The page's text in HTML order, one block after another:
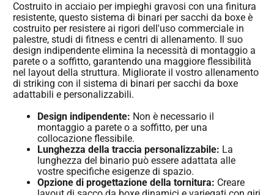
Costruito in acciaio per impieghi gravosi con una finitura
resistente, questo sistema di binari per sacchi da boxe è
costruito per resistere ai rigori dell'uso commerciale in
palestre, studi di fitness e centri di allenamento. Il suo
design indipendente elimina la necessità di montaggio a
parete o a soffitto, garantendo una maggiore flessibilità
nel layout della struttura. Migliorate il vostro allenamento
di striking con il sistema di binari per sacchi da boxe
adattabili e personalizzabili.
Design indipendente: Non è necessario il
montaggio a parete o a soffitto, per una
collocazione flessibile.
Lunghezza della traccia personalizzabile: La
lunghezza del binario può essere adattata alle
vostre specifiche esigenze di spazio.
Opzione di progettazione della tornitura: Creare